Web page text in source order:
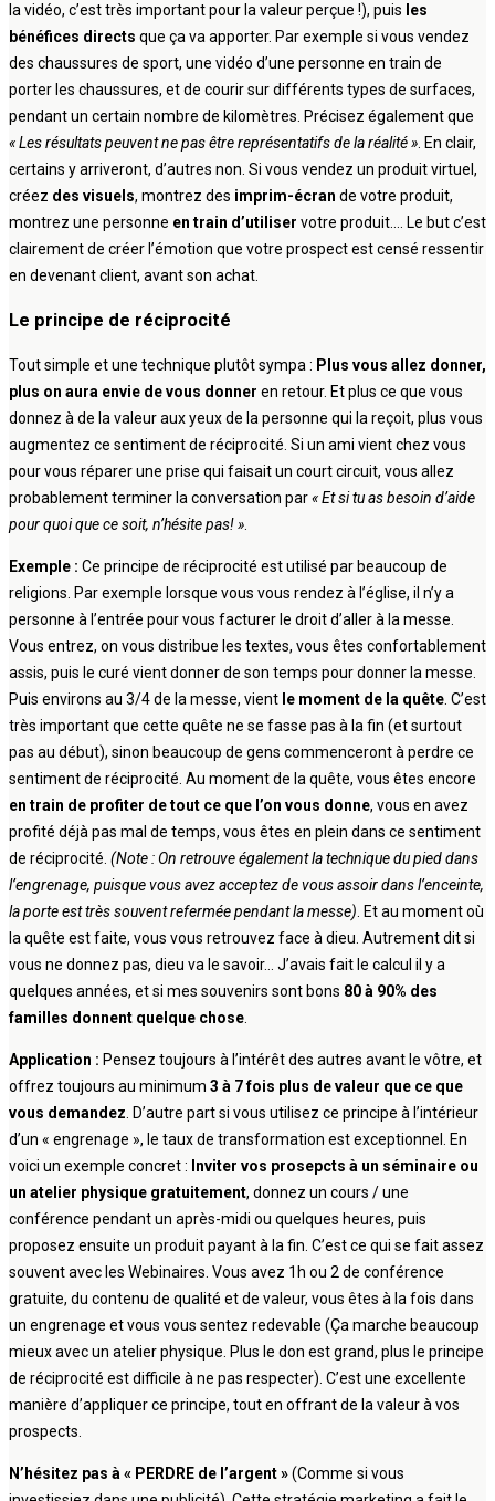
la vidéo, c’est très important pour la valeur perçue !), puis les
bénéfices directs que ça va apporter. Par exemple si vous vendez
des chaussures de sport, une vidéo d’une personne en train de
porter les chaussures, et de courir sur différents types de surfaces,
pendant un certain nombre de kilomètres. Précisez également que
« Les résultats peuvent ne pas être représentatifs de la réalité ». En clair,
certains y arriveront, d’autres non. Si vous vendez un produit virtuel,
créez des visuels, montrez des imprim-écran de votre produit,
montrez une personne en train d’utiliser votre produit…. Le but c’est
clairement de créer l’émotion que votre prospect est censé ressentir
en devenant client, avant son achat.
Le principe de réciprocité
Tout simple et une technique plutôt sympa : Plus vous allez donner,
plus on aura envie de vous donner en retour. Et plus ce que vous
donnez à de la valeur aux yeux de la personne qui la reçoit, plus vous
augmentez ce sentiment de réciprocité. Si un ami vient chez vous
pour vous réparer une prise qui faisait un court circuit, vous allez
probablement terminer la conversation par« Et si tu as besoin d’aide
pour quoi que ce soit, n’hésite pas! »
Exemple : Ce principe de réciprocité est utilisé par beaucoup de
religions. Par exemple lorsque vous vous rendez à l’église, il n’y a
personne à l’entrée pour vous facturer le droit d’aller à la messe.
Vous entrez, on vous distribue les textes, vous êtes confortablement
assis, puis le curé vient donner de son temps pour donner la messe.
Puis environs au 3/4 de la messe, vient le moment de la quête . C’est
très important que cette quête ne se fasse pas à la fin (et surtout
pas au début), sinon beaucoup de gens commenceront à perdre ce
sentiment de réciprocité. Au moment de la quête, vous êtes encore
en train de profiter de tout ce que l’on vous donne, vous en avez
profité déjà pas mal de temps, vous êtes en plein dans ce sentiment
de réciprocité. (Note : On retrouve également la technique du pied dans
l’engrenage, puisque vous avez acceptez de vous assoir dans l’enceinte,
la porte est très souvent refermée pendant la messe) . Et au moment où
la quête est faite, vous vous retrouvez face à dieu. Autrement dit si
vous ne donnez pas, dieu va le savoir… J’avais fait le calcul il y a
quelques années, et si mes souvenirs sont bons 80 à 90% des
familles donnent quelque chose
Application : Pensez toujours à l’intérêt des autres avant le vôtre, et
offrez toujours au minimum 3 à 7 fois plus de valeur que ce que
vous demandez . D’autre part si vous utilisez ce principe à l’intérieur
d’un « engrenage », le taux de transformation est exceptionnel. En
voici un exemple concret : Inviter vos prosepcts à un séminaire ou
un atelier physique gratuitement, donnez un cours / une
conférence pendant un après-midi ou quelques heures, puis
proposez ensuite un produit payant à la fin. C’est ce qui se fait assez
souvent avec les Webinaires. Vous avez 1h ou 2 de conférence
gratuite, du contenu de qualité et de valeur, vous êtes à la fois dans
un engrenage et vous vous sentez redevable (Ça marche beaucoup
mieux avec un atelier physique. Plus le don est grand, plus le principe
de réciprocité est difficile à ne pas respecter). C’est une excellente
manière d’appliquer ce principe, tout en offrant de la valeur à vos
prospects.
N’hésitez pas à « PERDRE de l’argent »(Comme si vous